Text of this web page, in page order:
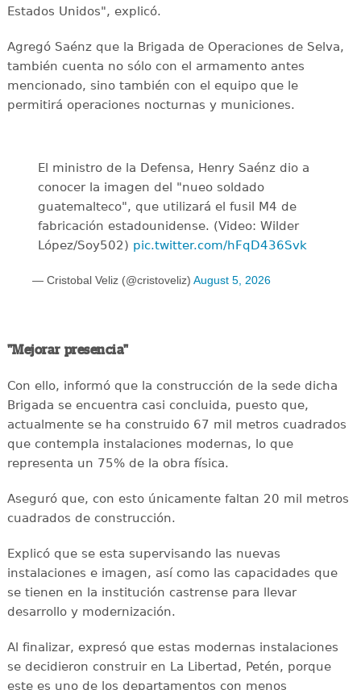
Estados Unidos", explicó.
Agregó Saénz que la Brigada de Operaciones de Selva,
también cuenta no sólo con el armamento antes
mencionado, sino también con el equipo que le
permitirá operaciones nocturnas y municiones.
El ministro de la Defensa, Henry Saénz dio a
conocer la imagen del "nueo soldado
guatemalteco", que utilizará el fusil M4 de
fabricación estadounidense. (Video: Wilder
López/Soy502) pic.twitter.com/hFqD436Svk
— Cristobal Veliz (@cristoveliz) August 5, 2026
"Mejorar presencia"
Con ello, informó que la construcción de la sede dicha
Brigada se encuentra casi concluida, puesto que,
actualmente se ha construido 67 mil metros cuadrados
que contempla instalaciones modernas, lo que
representa un 75% de la obra física.
Aseguró que, con esto únicamente faltan 20 mil metros
cuadrados de construcción.
Explicó que se esta supervisando las nuevas
instalaciones e imagen, así como las capacidades que
se tienen en la institución castrense para llevar
desarrollo y modernización.
Al finalizar, expresó que estas modernas instalaciones
se decidieron construir en La Libertad, Petén, porque
este es uno de los departamentos con menos